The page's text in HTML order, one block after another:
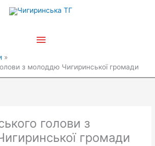
Головне
з молоддю Чигиринської громади
голови з
громади